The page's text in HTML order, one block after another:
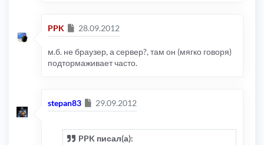
PPK Сообщение
28.09.2012
м.б. не браузер, а сервер?, там он (мягко говоря)
подтормаживает часто.
stepan83 Сообщение
29.09.2012
PPK писал(а):